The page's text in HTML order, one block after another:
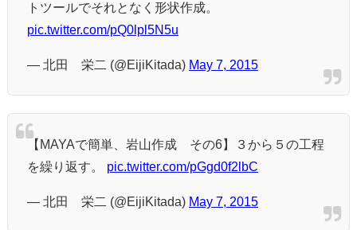
トツールでそれとなく形状作成。
pic.twitter.com/pQ0lpl5N5u
— 北田 栄二 (@EijiKitada) May 7, 2015
【MAYAで簡単、岩山作成 その6】３から５の工程
を繰り返す。 pic.twitter.com/pGgd0f2lbC
— 北田 栄二 (@EijiKitada) May 7, 2015